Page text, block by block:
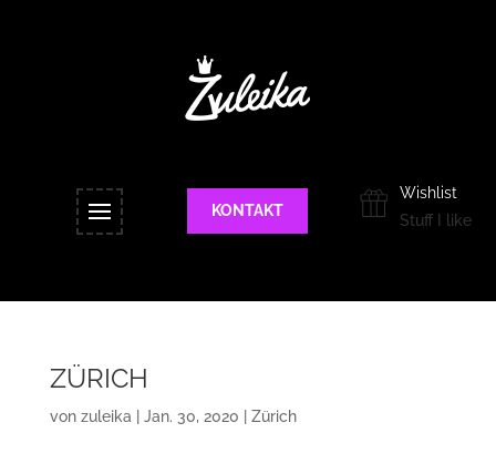
KONTAKT
Wishlist
Stuff I like
ZÜRICH
von zuleika Jan. 30, 2020 Zürich